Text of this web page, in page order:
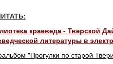
краеведа - Тверской
литературы в
"Прогулки по старой